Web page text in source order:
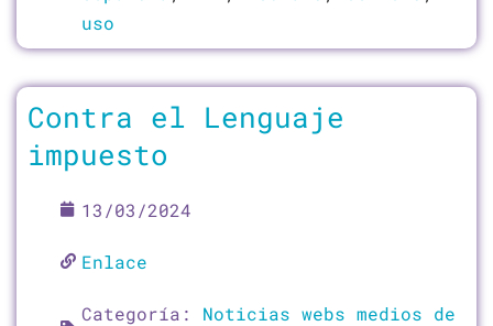
uso
Contra el Lenguaje
impuesto
13/03/2024
Enlace
Categoría: Noticias webs medios de